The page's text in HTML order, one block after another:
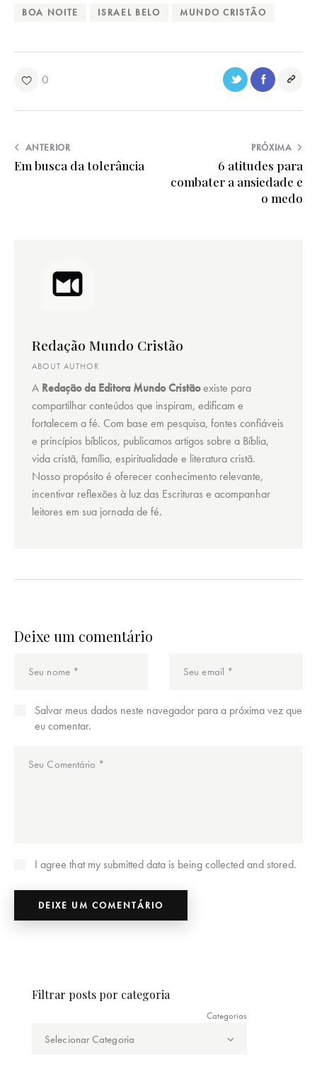
BOA NOITE ISRAEL BELO MUNDO CRISTÃO
0
ANTERIOR
Em busca da tolerância
PRÓXIMA
6 atitudes para
combater a ansiedade e
o medo
Redação Mundo Cristão
ABOUT AUTHOR
A Redação da Editora Mundo Cristãoexiste para
compartilhar conteúdos que inspiram, edificam e
fortalecem a fé. Com base em pesquisa, fontes confiáveis
e princípios bíblicos, publicamos artigos sobre a Bíblia,
vida cristã, família, espiritualidade e literatura cristã.
Nosso propósito é oferecer conhecimento relevante,
incentivar reflexões à luz das Escrituras e acompanhar
leitores em sua jornada de fé.
Deixe um comentário
Salvar meus dados neste navegador para a próxima vez que
eu comentar.
I agree that my submitted data is being collected and stored.
Filtrar posts por categoria
Categorias